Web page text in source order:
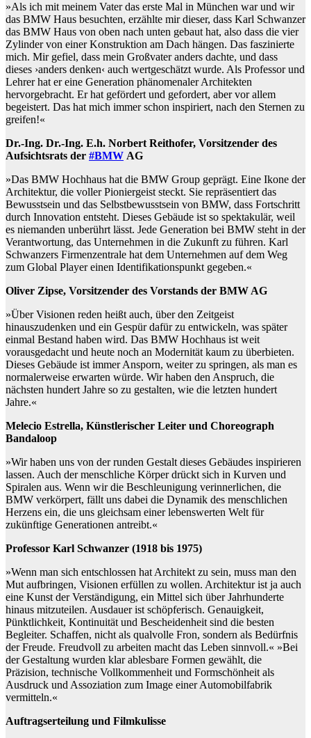
»Als ich mit meinem Vater das erste Mal in München war und wir
das BMW Haus besuchten, erzählte mir dieser, dass Karl Schwanzer
das BMW Haus von oben nach unten gebaut hat, also dass die vier
Zylinder von einer Konstruktion am Dach hängen. Das faszinierte
mich. Mir gefiel, dass mein Großvater anders dachte, und dass
dieses ›anders denken‹ auch wertgeschätzt wurde. Als Professor und
Lehrer hat er eine Generation phänomenaler Architekten
hervorgebracht. Er hat gefördert und gefordert, aber vor allem
begeistert. Das hat mich immer schon inspiriert, nach den Sternen zu
greifen!«
Dr.-Ing. Dr.-Ing. E.h. Norbert Reithofer, Vorsitzender des
Aufsichtsrats der #BMW AG
»Das BMW Hochhaus hat die BMW Group geprägt. Eine Ikone der
Architektur, die voller Pioniergeist steckt. Sie repräsentiert das
Bewusstsein und das Selbstbewusstsein von BMW, dass Fortschritt
durch Innovation entsteht. Dieses Gebäude ist so spektakulär, weil
es niemanden unberührt lässt. Jede Generation bei BMW steht in der
Verantwortung, das Unternehmen in die Zukunft zu führen. Karl
Schwanzers Firmenzentrale hat dem Unternehmen auf dem Weg
zum Global Player einen Identifikationspunkt gegeben.«
Oliver Zipse, Vorsitzender des Vorstands der BMW AG
»Über Visionen reden heißt auch, über den Zeitgeist
hinauszudenken und ein Gespür dafür zu entwickeln, was später
einmal Bestand haben wird. Das BMW Hochhaus ist weit
vorausgedacht und heute noch an Modernität kaum zu überbieten.
Dieses Gebäude ist immer Ansporn, weiter zu springen, als man es
normalerweise erwarten würde. Wir haben den Anspruch, die
nächsten hundert Jahre so zu gestalten, wie die letzten hundert
Jahre.«
Melecio Estrella, Künstlerischer Leiter und Choreograph
Bandaloop
»Wir haben uns von der runden Gestalt dieses Gebäudes inspirieren
lassen. Auch der menschliche Körper drückt sich in Kurven und
Spiralen aus. Wenn wir die Beschleunigung verinnerlichen, die
BMW verkörpert, fällt uns dabei die Dynamik des menschlichen
Herzens ein, die uns gleichsam einer lebenswerten Welt für
zukünftige Generationen antreibt.«
Professor Karl Schwanzer (1918 bis 1975)
»Wenn man sich entschlossen hat Architekt zu sein, muss man den
Mut aufbringen, Visionen erfüllen zu wollen. Architektur ist ja auch
eine Kunst der Verständigung, ein Mittel sich über Jahrhunderte
hinaus mitzuteilen. Ausdauer ist schöpferisch. Genauigkeit,
Pünktlichkeit, Kontinuität und Bescheidenheit sind die besten
Begleiter. Schaffen, nicht als qualvolle Fron, sondern als Bedürfnis
der Freude. Freudvoll zu arbeiten macht das Leben sinnvoll.« »Bei
der Gestaltung wurden klar ablesbare Formen gewählt, die
Präzision, technische Vollkommenheit und Formschönheit als
Ausdruck und Assoziation zum Image einer Automobilfabrik
vermitteln.«
Auftragserteilung und Filmkulisse